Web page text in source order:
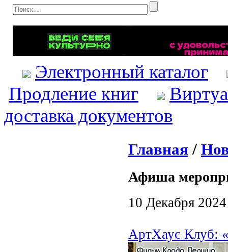
Электронный каталог
Продление книг
доставка документов
Главная /
Афиша
10 Декабря 2024
АртХаус Клуб: